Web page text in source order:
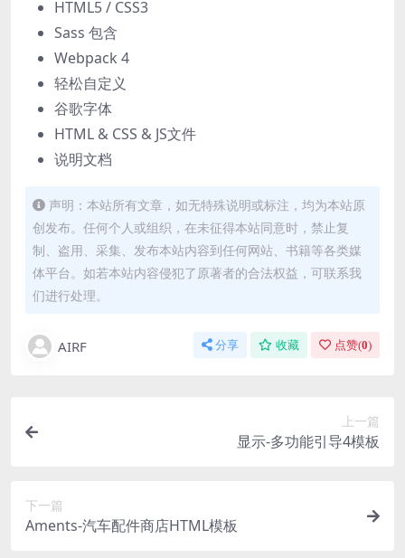
HTML5 / CSS3
Sass 包含
Webpack 4
轻松自定义
谷歌字体
HTML & CSS & JS文件
说明文档
声明：本站所有文章，如无特殊说明或标注，均为本站原
创发布。任何个人或组织，在未征得本站同意时，禁止复
制、盗用、采集、发布本站内容到任何网站、书籍等各类媒
体平台。如若本站内容侵犯了原著者的合法权益，可联系我
们进行处理。
AIRF 分享 收藏 点赞(0)
上一篇
显示-多功能引导4模板
下一篇
Aments-汽车配件商店HTML模板